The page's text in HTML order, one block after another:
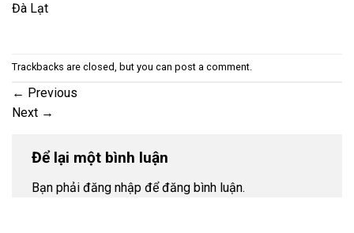
Đà Lạt
Trackbacks are closed, but you can post a comment.
← Previous
Next →
Để lại một bình luận
Bạn phải đăng nhập để đăng bình luận.